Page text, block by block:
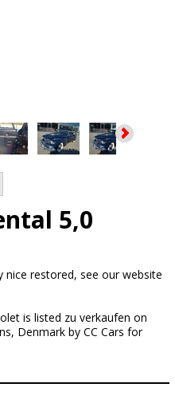
5,0
nice restored, see our website
is listed zu verkaufen on
Denmark by CC Cars for